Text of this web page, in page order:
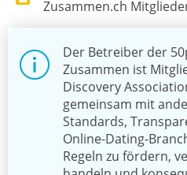
Zusammen.ch
Der Betreiber der
Zusammen ist
Discovery
gemeinsam mit
Standards,
Online-Dating-
Regeln zu fördern,